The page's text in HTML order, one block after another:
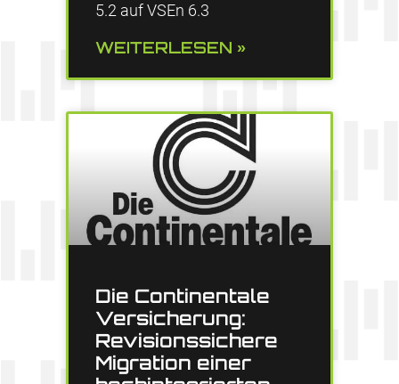
5.2 auf VSEn 6.3
WEITERLESEN »
Die Continentale
Versicherung:
Revisionssichere
Migration einer